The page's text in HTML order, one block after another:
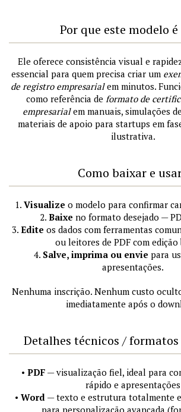
Por que este modelo
Ele oferece consistência visual e
essencial para quem precisa criar um
de registro empresarialem minutos.
como referência de formato de
empresarialem manuais, simulações
materiais de apoio para startups em
ilustrativa.
Como baixar e
1. Visualize o modelo para confirmar
2. Baixe no formato desejado —
3. Edite os dados com ferramentas
ou leitores de PDF com edição
4. Salve, imprima ou envie para
apresentações.
Nenhuma inscrição. Nenhum custo
imediatamente após o
Detalhes técnicos /
• PDF — visualização fiel, ideal para
rápido e apresentações
• Word — texto e estrutura totalmente